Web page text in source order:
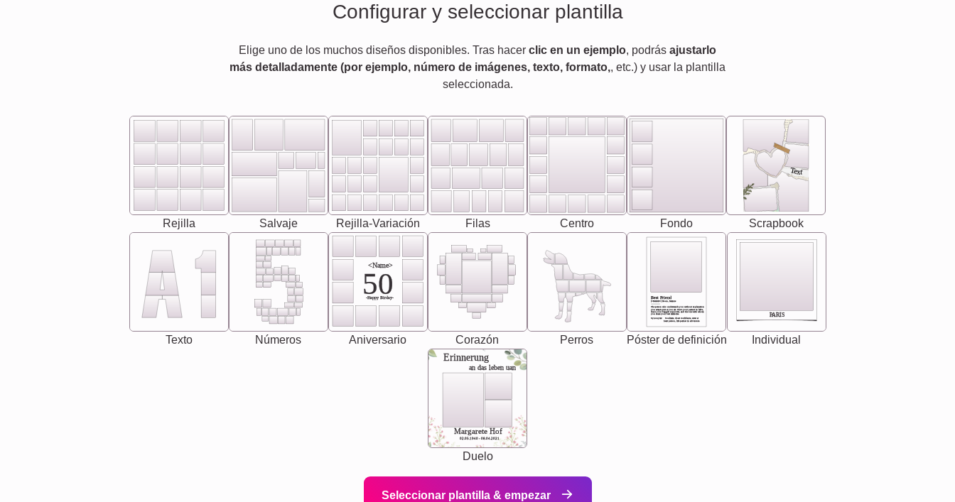
Configurar y seleccionar plantilla
Elige uno de los muchos diseños disponibles. Tras hacer clic en un ejemplo, podrás ajustarlo
más detalladamente (por ejemplo, número de imágenes, texto, formato,, etc.) y usar la plantilla
seleccionada.
Rejilla Salvaje Rejilla-Variación Filas Centro Fondo
Text
Scrapbook
Texto Números
<Name>
50
-Happy Birday-
Aniversario Corazón Perros
Best Friend
[<NAME>] Noun, feminie
Synonyms: Soulmate, closet confidante, sister at
heart person, life partner in adventure.
The person who understands you without explanation
you accepts just as you are. She's your partner in life's,
chaos your biggest supporter, and the one with whom
you share your best memories.
Póster de definición
PARIS
Individual
Erinnerung
an das leben uan
Margarete Hof
02.05.1940 - 08.04.2021
Duelo
Seleccionar plantilla & empezar